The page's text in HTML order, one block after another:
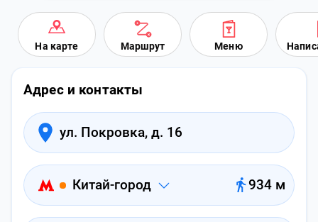
На карте Маршрут Меню
Адрес и контакты
ул. Покровка, д. 16
Китай-город 934 м